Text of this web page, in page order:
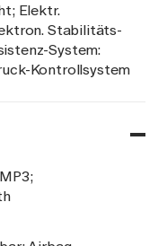
Elektr.
Stabilitäts-
System:
Kontrollsystem